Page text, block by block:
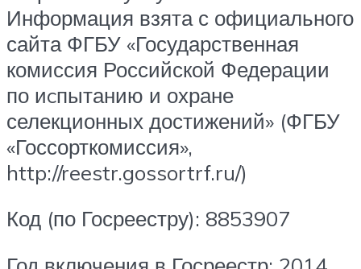
Информация взята с официального
сайта ФГБУ «Государственная
комиссия Российской Федерации
по иcпытанию и охране
селекционных достижений» (ФГБУ
«Госсорткомиссия»,
http://reestr.gossortrf.ru/)
Код (по Госреестру): 8853907